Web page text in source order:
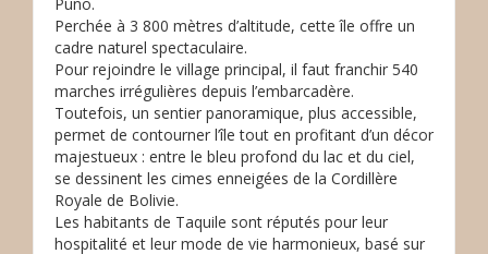
Perchée à 3 800 mètres d’altitude, cette île offre un
cadre naturel spectaculaire.
Pour rejoindre le village principal, il faut franchir 540
marches irrégulières depuis l’embarcadère.
Toutefois, un sentier panoramique, plus accessible,
permet de contourner l’île tout en profitant d’un décor
majestueux : entre le bleu profond du lac et du ciel,
se dessinent les cimes enneigées de la Cordillère
Royale de Bolivie.
Les habitants de Taquile sont réputés pour leur
hospitalité et leur mode de vie harmonieux, basé sur